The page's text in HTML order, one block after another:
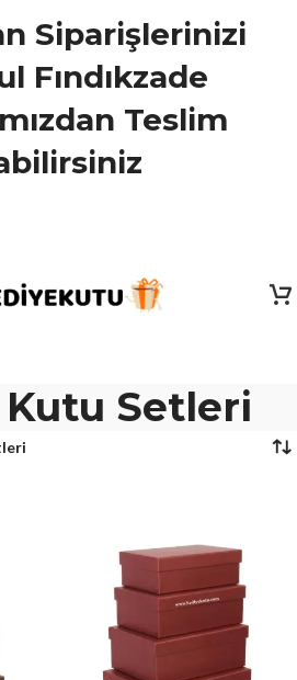
Siparişlerinizi
Fındıkzade
Teslim
Setleri